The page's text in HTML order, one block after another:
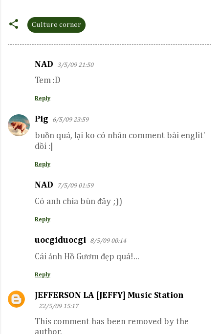
Culture corner
e
NAD 3/5/09 21:50
Tem :D
Reply
Pig 6/5/09 23:59
buồn quá, lại ko có nhân comment bài englit'
dồi :|
Reply
NAD 7/5/09 01:59
Có anh chia bùn đây ;))
Reply
uocgiduocgi 8/5/09 00:14
Cái ảnh Hồ Gươm đẹp quá!...
Reply
JEFFERSON LA [JEFFY] Music Station
22/5/09 15:17
This comment has been removed by the
author.